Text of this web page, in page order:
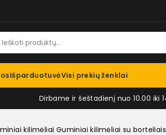
IšparduotuvėVisi prekių ženklai
Dirbame ir šeštadienį nuo 10.00 iki
kilimėliai Guminiai kilimėliai su borteliais